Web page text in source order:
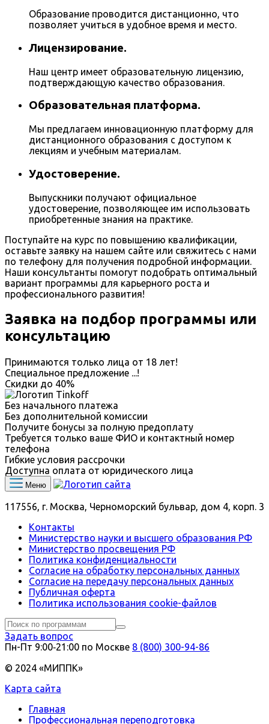
Образование проводится дистанционно, что
позволяет учиться в удобное время и место.
Лицензирование.
Наш центр имеет образовательную лицензию,
подтверждающую качество образования.
Образовательная платформа.
Мы предлагаем инновационную платформу для
дистанционного образования с доступом к
лекциям и учебным материалам.
Удостоверение.
Выпускники получают официальное
удостоверение, позволяющее им использовать
приобретенные знания на практике.
Поступайте на курс по повышению квалификации,
оставьте заявку на нашем сайте или свяжитесь с нами
по телефону для получения подробной информации.
Наши консультанты помогут подобрать оптимальный
вариант программы для карьерного роста и
профессионального развития!
Заявка на подбор программы или
консультацию
Принимаются только лица от 18 лет!
Специальное предложение ...!
Скидки до 40%
Без начального платежа
Без дополнительной комиссии
Получите бонусы за полную предоплату
Требуется только ваше ФИО и контактный номер
телефона
Гибкие условия рассрочки
Доступна оплата от юридического лица
Меню
117556, г. Москва, Черноморский бульвар, дом 4, корп. 3
Контакты
Министерство науки и высшего образования РФ
Министерство просвещения РФ
Политика конфиденциальности
Согласие на обработку персональных данных
Согласие на передачу персональных данных
Публичная оферта
Политика использования сookie-файлов
Задать вопрос
Пн-Пт 9:00‑21:00 по Москве 8 (800) 300-94-86
© 2024 «МИППК»
Карта сайта
Главная
Профессиональная переподготовка